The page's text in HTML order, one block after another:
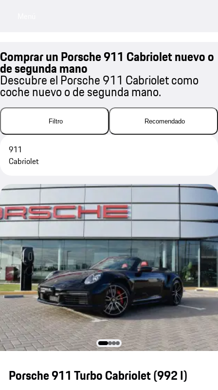
Comprar un Porsche 911 Cabriolet nuevo o
de segunda mano
Descubre el Porsche 911 Cabriolet como
coche nuevo o de segunda mano.
Filtro Recomendado
911
Cabriolet
Porsche 911 Turbo Cabriolet(992 I)